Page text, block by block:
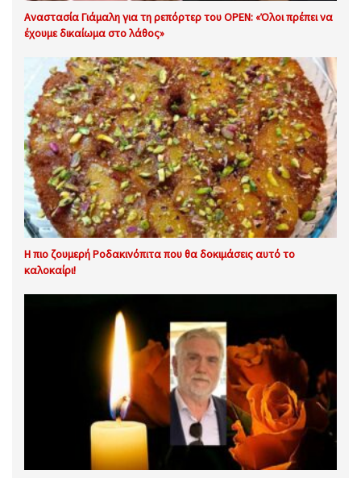
Αναστασία Γιάμαλη για τη ρεπόρτερ του OPEN: «Όλοι πρέπει να
έχουμε δικαίωμα στο λάθος»
Η πιο ζουμερή Ροδακινόπιτα που θα δοκιμάσεις αυτό το
καλοκαίρι!